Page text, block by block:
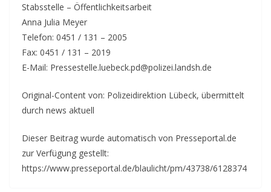
Stabsstelle – Öffentlichkeitsarbeit
Anna Julia Meyer
Telefon: 0451 / 131 – 2005
Fax: 0451 / 131 – 2019
E-Mail: Pressestelle.luebeck.pd@polizei.landsh.de
Original-Content von: Polizeidirektion Lübeck, übermittelt
durch news aktuell
Dieser Beitrag wurde automatisch von Presseportal.de
zur Verfügung gestellt:
https://www.presseportal.de/blaulicht/pm/43738/6128374